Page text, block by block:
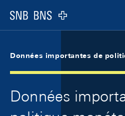
Logo
Données importantes de
Données